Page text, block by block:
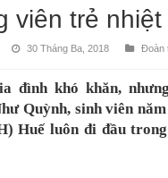
viên trẻ
30 Tháng Ba, 2018
Đoàn
đình khó khăn,
Quỳnh, sinh viên
Huế luôn đi đầu